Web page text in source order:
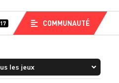
17 COMMUNAUTÉ